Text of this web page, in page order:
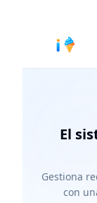
El
Gestiona
con